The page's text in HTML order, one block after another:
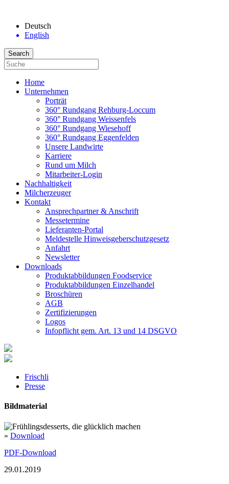
Deutsch
English
Home
Unternehmen
Porträt
360° Rundgang Rehburg-Loccum
360° Rundgang Weissenfels
360° Rundgang Wiesehoff
360° Rundgang Eggenfelden
Unsere Landwirte
Karriere
Rund um Milch
Mitarbeiter-Login
Nachhaltigkeit
Milcherzeuger
Kontakt
Ansprechpartner & Anschrift
Messetermine
Lieferanten-Portal
Meldestelle Hinweisgeberschutzgesetz
Anfahrt
Newsletter
Downloads
Produktabbildungen Foodservice
Produktabbildungen Einzelhandel
Broschüren
AGB
Zertifizierungen
Logos
Infopflicht gem. Art. 13 und 14 DSGVO
Frischli
Presse
Bildmaterial
» Download
PDF-Download
29.01.2019